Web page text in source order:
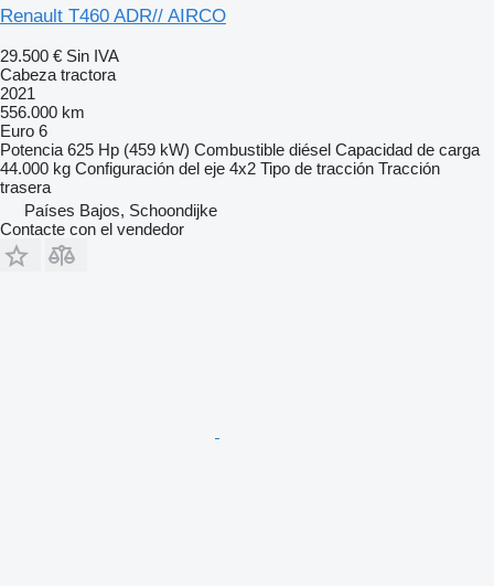
Renault T460 ADR// AIRCO
29.500 € Sin IVA
Cabeza tractora
2021
556.000 km
Euro 6
Potencia 625 Hp (459 kW) Combustible diésel Capacidad de carga
44.000 kg Configuración del eje 4x2 Tipo de tracción Tracción
trasera
Países Bajos, Schoondijke
Contacte con el vendedor